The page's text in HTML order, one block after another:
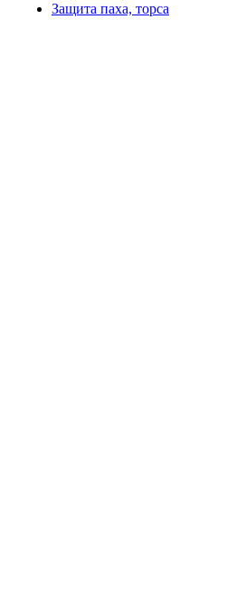
Защита паха, торса